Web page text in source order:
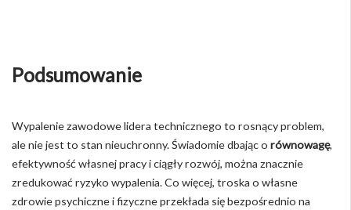
Podsumowanie
Wypalenie zawodowe lidera technicznego to rosnący problem,
ale nie jest to stan nieuchronny. Świadomie dbając o równowagę,
efektywność własnej pracy i ciągły rozwój, można znacznie
zredukować ryzyko wypalenia. Co więcej, troska o własne
zdrowie psychiczne i fizyczne przekłada się bezpośrednio na